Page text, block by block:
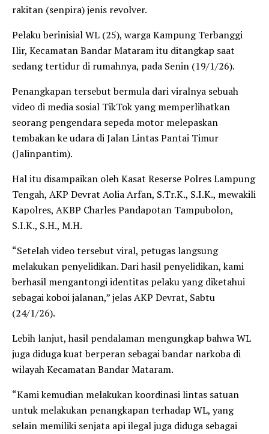
rakitan (senpira) jenis revolver.
Pelaku berinisial WL (25), warga Kampung Terbanggi
Ilir, Kecamatan Bandar Mataram itu ditangkap saat
sedang tertidur di rumahnya, pada Senin (19/1/26).
Penangkapan tersebut bermula dari viralnya sebuah
video di media sosial TikTok yang memperlihatkan
seorang pengendara sepeda motor melepaskan
tembakan ke udara di Jalan Lintas Pantai Timur
(Jalinpantim).
Hal itu disampaikan oleh Kasat Reserse Polres Lampung
Tengah, AKP Devrat Aolia Arfan, S.Tr.K., S.I.K., mewakili
Kapolres, AKBP Charles Pandapotan Tampubolon,
S.I.K., S.H., M.H.
“Setelah video tersebut viral, petugas langsung
melakukan penyelidikan. Dari hasil penyelidikan, kami
berhasil mengantongi identitas pelaku yang diketahui
sebagai koboi jalanan,” jelas AKP Devrat, Sabtu
(24/1/26).
Lebih lanjut, hasil pendalaman mengungkap bahwa WL
juga diduga kuat berperan sebagai bandar narkoba di
wilayah Kecamatan Bandar Mataram.
“Kami kemudian melakukan koordinasi lintas satuan
untuk melakukan penangkapan terhadap WL, yang
selain memiliki senjata api ilegal juga diduga sebagai